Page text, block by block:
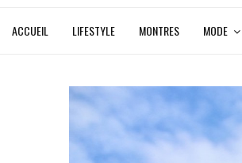
ACCUEIL LIFESTYLE MONTRES MODE